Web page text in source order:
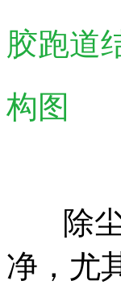
除
净，尤